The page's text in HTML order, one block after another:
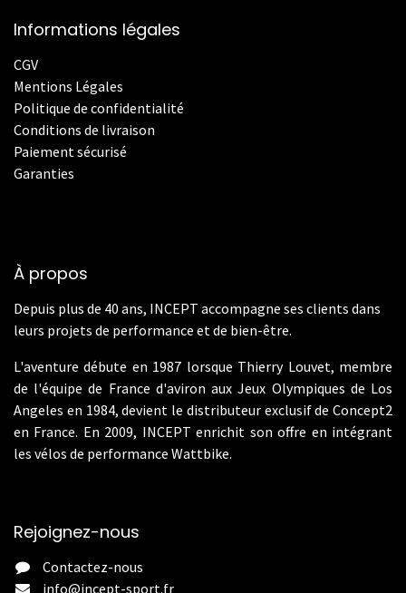
Informations légales
CGV
Mentions Légales
Politique de confidentialité
Conditions de livraison
Paiement sécurisé
Garanties
À propos
Depuis plus de 40 ans, INCEPT accompagne ses clients dans
leurs projets de performance et de bien-être.
L'aventure débute en 1987 lorsque Thierry Louvet, membre
de l'équipe de France d'aviron aux Jeux Olympiques de Los
Angeles en 1984, devient le distributeur exclusif de Concept2
en France. En 2009, INCEPT enrichit son offre en intégrant
les vélos de performance Wattbike.
Rejoignez-nous
Contactez-nous
info@incept-sport.fr